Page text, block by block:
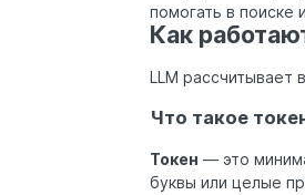
помогать в поиске
Как
LLM рассчитывает
Что такое
Токен — это
буквы или целые